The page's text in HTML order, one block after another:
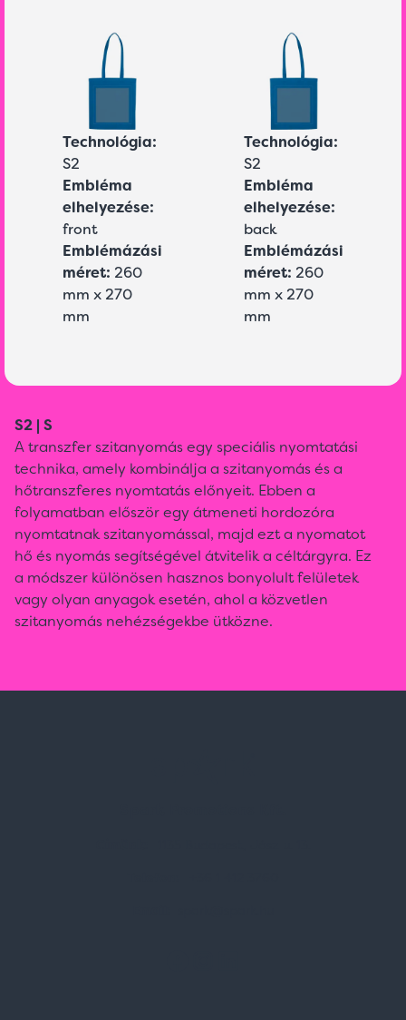
Technológia:
S2
Embléma
elhelyezése:
front
Emblémázási
méret: 260
mm x 270
mm
Technológia:
S2
Embléma
elhelyezése:
back
Emblémázási
méret: 260
mm x 270
mm
S2 | S
A transzfer szitanyomás egy speciális nyomtatási
technika, amely kombinálja a szitanyomás és a
hőtranszferes nyomtatás előnyeit. Ebben a
folyamatban először egy átmeneti hordozóra
nyomtatnak szitanyomással, majd ezt a nyomatot
hő és nyomás segítségével átvitelik a céltárgyra. Ez
a módszer különösen hasznos bonyolult felületek
vagy olyan anyagok esetén, ahol a közvetlen
szitanyomás nehézségekbe ütközne.